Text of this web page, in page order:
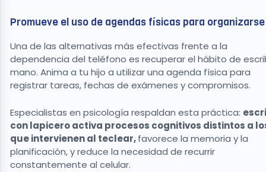
Promueve el uso de agendas físicas para
Una de las alternativas más efectivas frente a la
dependencia del teléfono es recuperar el hábito de
mano. Anima a tu hijo a utilizar una agenda física para
registrar tareas, fechas de exámenes y compromisos.
Especialistas en psicología respaldan esta práctica:
con lapicero activa procesos cognitivos distintos a
que intervienen al teclear,favorece la memoria y la
planificación, y reduce la necesidad de recurrir
constantemente al celular.